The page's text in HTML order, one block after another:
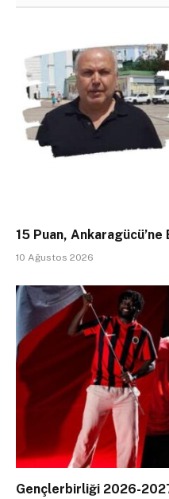
15 Puan, Ankaragücü’ne
10 Ağustos 2026
Gençlerbirliği 2026-